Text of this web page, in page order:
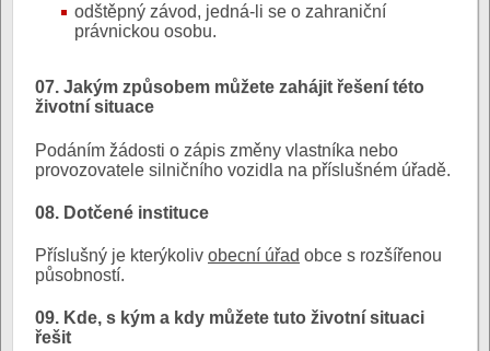
odštěpný závod, jedná-li se o zahraniční
právnickou osobu.
07. Jakým způsobem můžete zahájit řešení této
životní situace
Podáním žádosti o zápis změny vlastníka nebo
provozovatele silničního vozidla na příslušném úřadě.
08. Dotčené instituce
Příslušný je kterýkoliv obecní úřad obce s rozšířenou
působností.
09. Kde, s kým a kdy můžete tuto životní situaci
řešit